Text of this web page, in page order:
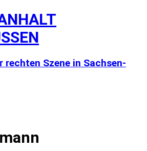
Szene in Sachsen-